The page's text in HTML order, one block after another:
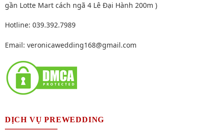
gần Lotte Mart cách ngã 4 Lê Đại Hành 200m )
Hotline: 039.392.7989
Email: veronicawedding168@gmail.com
DỊCH VỤ PREWEDDING